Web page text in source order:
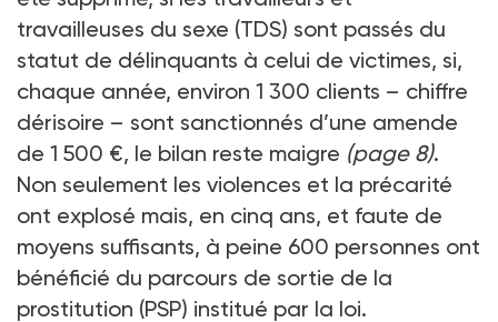
travailleuses du sexe (TDS) sont passés du
statut de délinquants à celui de victimes, si,
chaque année, environ 1 300 clients – chiffre
dérisoire – sont sanctionnés d’une amende
de 1 500 €, le bilan reste maigre (page 8).
Non seulement les violences et la précarité
ont explosé mais, en cinq ans, et faute de
moyens suffisants, à peine 600 personnes ont
bénéficié du parcours de sortie de la
prostitution (PSP) institué par la loi.